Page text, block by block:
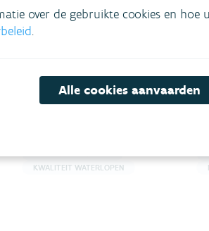
Remediation of Metal
pollutants in Nature Areas
samen met 6
projectpartners naar
KWALITEIT WATERLOPEN
over de gebruikte cookies en
.
Alle cookies aanvaarden